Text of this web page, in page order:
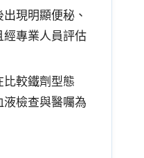
現明顯便秘、
專業人員評估
較鐵劑型態
檢查與醫囑為